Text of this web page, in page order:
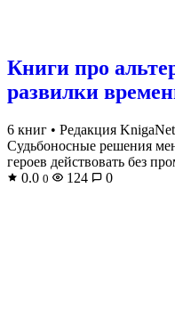
Книги про
развилки
6 книг • Редакция KnigaNet
Судьбоносные решения
героев действовать без
0.0 0 124 0